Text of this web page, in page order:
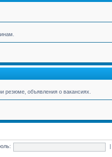
резюме, объявления о вакансиях.